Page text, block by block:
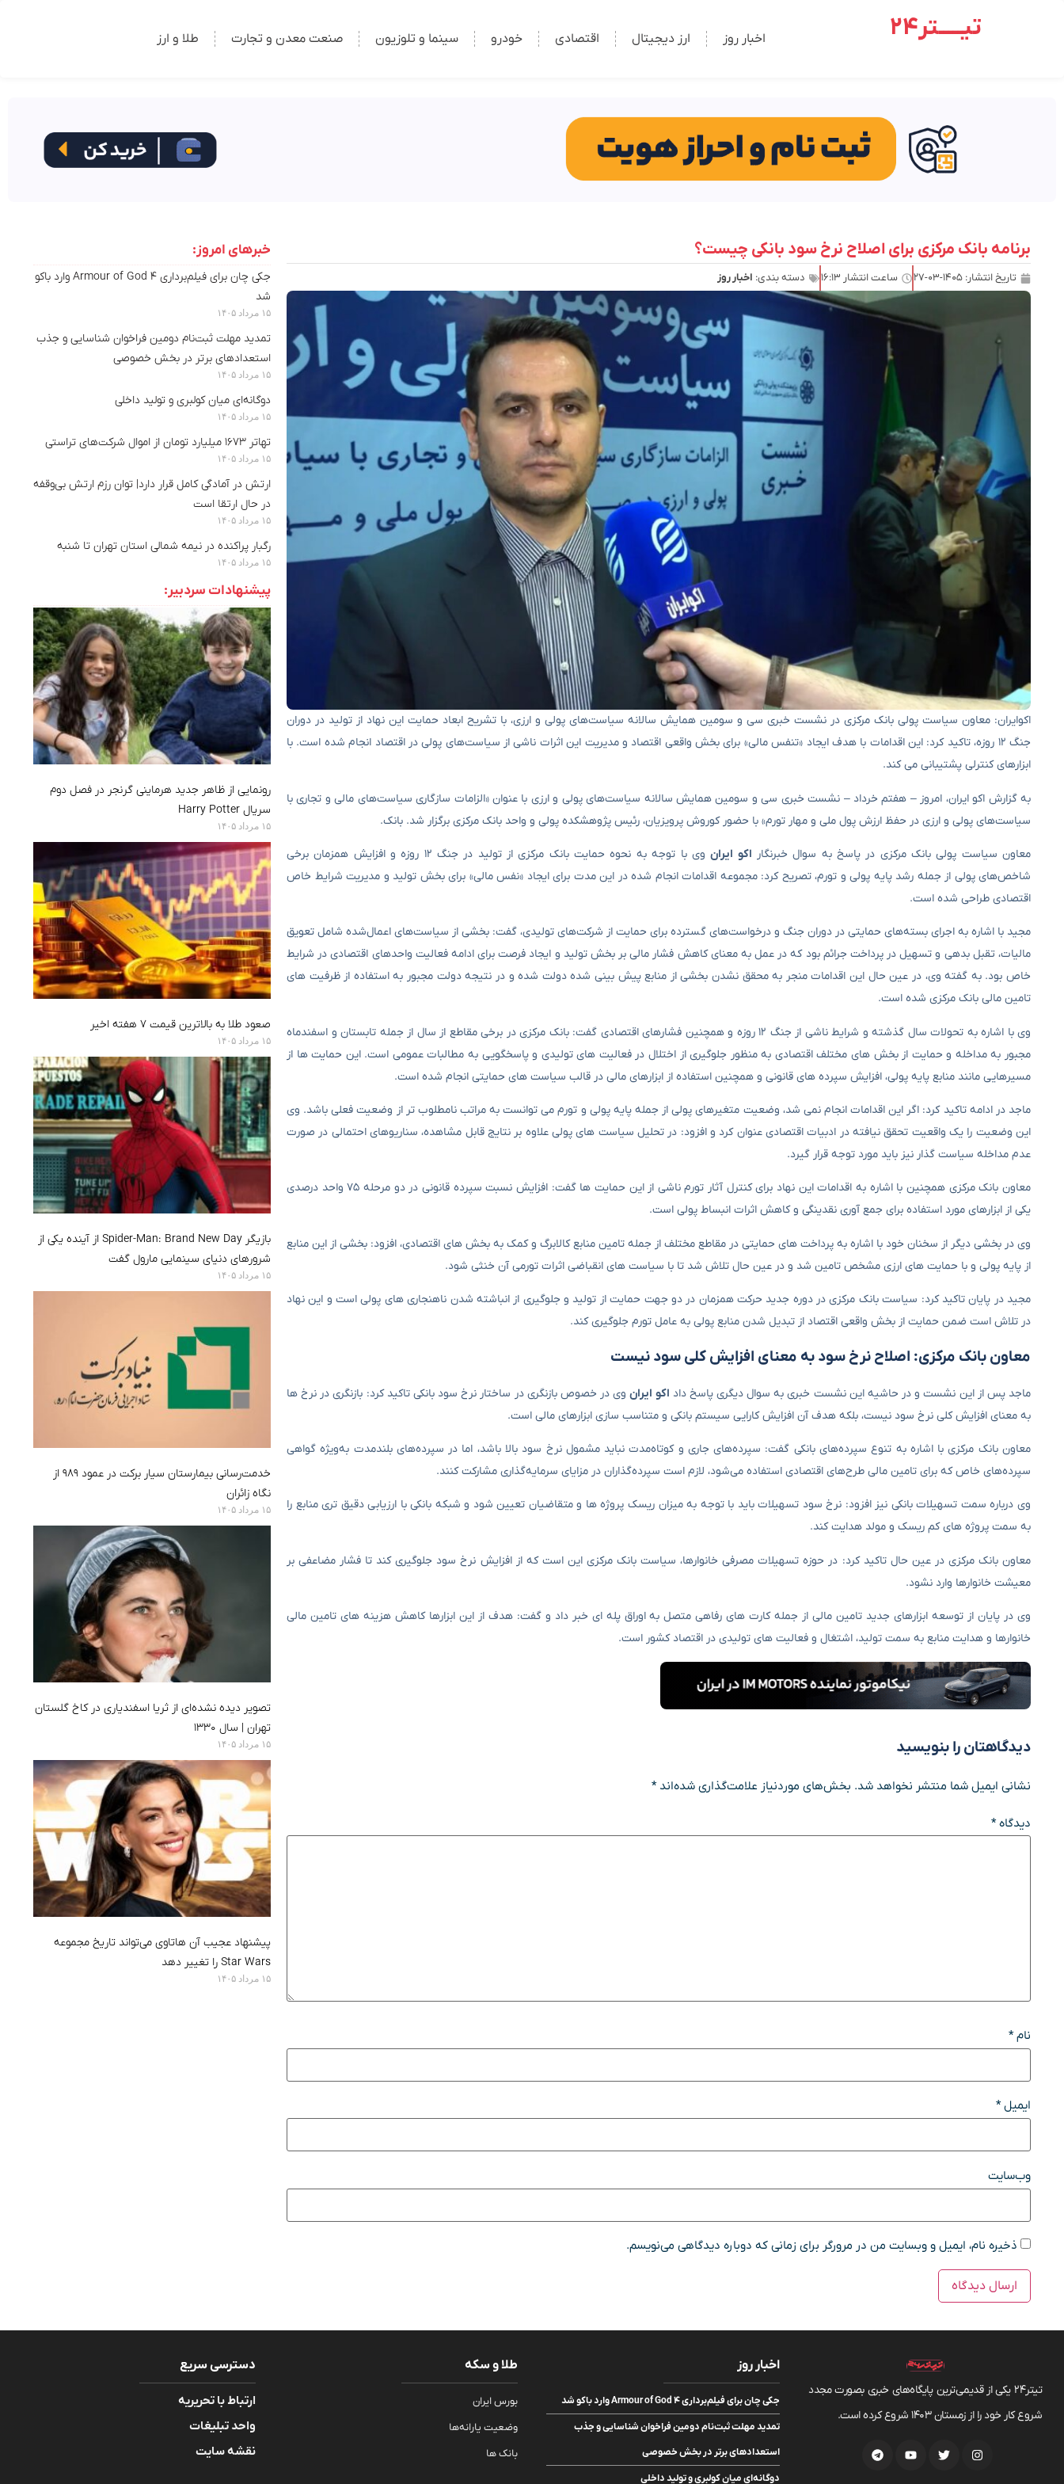
تیـــــتر24 اخبار روز ارز دیجیتال اقتصادی خودرو سینما و تلوزیون صنعت معدن و تجارت طلا و ارز
برنامه بانک مرکزی برای اصلاح نرخ سود بانکی چیست؟
تاریخ انتشار: ۱۴۰۵-۰۳-۲۷ ساعت انتشار ۱۶:۱۳ دسته بندی: اخبار روز
اکوایران: معاون سیاست پولی بانک مرکزی در نشست خبری سی و سومین همایش سالانه سیاست‌های پولی و ارزی، با تشریح ابعاد حمایت این نهاد از تولید در دوران
جنگ ۱۲ روزه، تاکید کرد: این اقدامات با هدف ایجاد «تنفس مالی» برای بخش واقعی اقتصاد و مدیریت این اثرات ناشی از سیاست‌های پولی در اقتصاد انجام شده است. با
ابزارهای کنترلی پشتیبانی می کند.
به گزارش اکو ایران، امروز – هفتم خرداد – نشست خبری سی و سومین همایش سالانه سیاست‌های پولی و ارزی با عنوان «الزامات سازگاری سیاست‌های مالی و تجاری با
سیاست‌های پولی و ارزی در حفظ ارزش پول ملی و مهار تورم» با حضور کوروش پرویزیان، رئیس پژوهشکده پولی و واحد بانک مرکزی برگزار شد. بانک.
معاون سیاست پولی بانک مرکزی در پاسخ به سوال خبرنگار اکو ایران
وی با توجه به نحوه حمایت بانک مرکزی از تولید در جنگ ۱۲ روزه و افزایش همزمان برخی
شاخص‌های پولی از جمله رشد پایه پولی و تورم، تصریح کرد: مجموعه اقدامات انجام شده در این مدت برای ایجاد «نفس مالی» برای بخش تولید و مدیریت شرایط خاص
اقتصادی طراحی شده است.
مجید با اشاره به اجرای بسته‌های حمایتی در دوران جنگ و درخواست‌های گسترده برای حمایت از شرکت‌های تولیدی، گفت: بخشی از سیاست‌های اعمال‌شده شامل تعویق
مالیات، تقبل بدهی و تسهیل در پرداخت جرائم بود که در عمل به معنای کاهش فشار مالی بر بخش تولید و ایجاد فرصت برای ادامه فعالیت واحدهای اقتصادی در شرایط
خاص بود. به گفته وی، در عین حال این اقدامات منجر به محقق نشدن بخشی از منابع پیش بینی شده دولت شده و در نتیجه دولت مجبور به استفاده از ظرفیت های
تامین مالی بانک مرکزی شده است.
وی با اشاره به تحولات سال گذشته و شرایط ناشی از جنگ ۱۲ روزه و همچنین فشارهای اقتصادی گفت: بانک مرکزی در برخی مقاطع از سال از جمله تابستان و اسفندماه
مجبور به مداخله و حمایت از بخش های مختلف اقتصادی به منظور جلوگیری از اختلال در فعالیت های تولیدی و پاسخگویی به مطالبات عمومی است. این حمایت ها از
مسیرهایی مانند منابع پایه پولی، افزایش سپرده های قانونی و همچنین استفاده از ابزارهای مالی در قالب سیاست های حمایتی انجام شده است.
ماجد در ادامه تاکید کرد: اگر این اقدامات انجام نمی شد، وضعیت متغیرهای پولی از جمله پایه پولی و تورم می توانست به مراتب نامطلوب تر از وضعیت فعلی باشد. وی
این وضعیت را یک واقعیت تحقق نیافته در ادبیات اقتصادی عنوان کرد و افزود: در تحلیل سیاست های پولی علاوه بر نتایج قابل مشاهده، سناریوهای احتمالی در صورت
عدم مداخله سیاست گذار نیز باید مورد توجه قرار گیرد.
معاون بانک مرکزی همچنین با اشاره به اقدامات این نهاد برای کنترل آثار تورم ناشی از این حمایت ها گفت: افزایش نسبت سپرده قانونی در دو مرحله ۷۵ واحد درصدی
یکی از ابزارهای مورد استفاده برای جمع آوری نقدینگی و کاهش اثرات انبساط پولی است.
وی در بخشی دیگر از سخنان خود با اشاره به پرداخت های حمایتی در مقاطع مختلف از جمله تامین منابع کالابرگ و کمک به بخش های اقتصادی، افزود: بخشی از این منابع
از پایه پولی و با حمایت های ارزی مشخص تامین شد و در عین حال تلاش شد تا با سیاست های انقباضی اثرات تورمی آن خنثی شود.
مجید در پایان تاکید کرد: سیاست بانک مرکزی در دوره جدید حرکت همزمان در دو جهت حمایت از تولید و جلوگیری از انباشته شدن ناهنجاری های پولی است و این نهاد
در تلاش است ضمن حمایت از بخش واقعی اقتصاد از تبدیل شدن منابع پولی به عامل تورم جلوگیری کند.
معاون بانک مرکزی: اصلاح نرخ سود به معنای افزایش کلی سود نیست
ماجد پس از این نشست و در حاشیه این نشست خبری به سوال دیگری پاسخ داد اکو ایرانوی در خصوص بازنگری در ساختار نرخ سود بانکی تاکید کرد: بازنگری در نرخ ها
به معنای افزایش کلی نرخ سود نیست، بلکه هدف آن افزایش کارایی سیستم بانکی و متناسب سازی ابزارهای مالی است.
معاون بانک مرکزی با اشاره به تنوع سپرده‌های بانکی گفت: سپرده‌های جاری و کوتاه‌مدت نباید مشمول نرخ سود بالا باشد، اما در سپرده‌های بلندمدت به‌ویژه گواهی
سپرده‌های خاص که برای تامین مالی طرح‌های اقتصادی استفاده می‌شود، لازم است سپرده‌گذاران در مزایای سرمایه‌گذاری مشارکت کنند.
وی درباره سمت تسهیلات بانکی نیز افزود: نرخ سود تسهیلات باید با توجه به میزان ریسک پروژه ها و متقاضیان تعیین شود و شبکه بانکی با ارزیابی دقیق تری منابع را
به سمت پروژه های کم ریسک و مولد هدایت کند.
معاون بانک مرکزی در عین حال تاکید کرد: در حوزه تسهیلات مصرفی خانوارها، سیاست بانک مرکزی این است که از افزایش نرخ سود جلوگیری کند تا فشار مضاعفی بر
معیشت خانوارها وارد نشود.
وی در پایان از توسعه ابزارهای جدید تامین مالی از جمله کارت های رفاهی متصل به اوراق پله ای خبر داد و گفت: هدف از این ابزارها کاهش هزینه های تامین مالی
خانوارها و هدایت منابع به سمت تولید، اشتغال و فعالیت های تولیدی در اقتصاد کشور است.
دیدگاهتان را بنویسید
نشانی ایمیل شما منتشر نخواهد شد. بخش‌های موردنیاز علامت‌گذاری شده‌اند*
دیدگاه*
نام*
ایمیل*
وب‌سایت
ذخیره نام، ایمیل و وبسایت من در مرورگر برای زمانی که دوباره دیدگاهی می‌نویسم.
خبرهای امروز:
جکی چان برای فیلم‌برداری Armour of God 4 وارد باکو
شد
۱۵ مرداد ۱۴۰۵
تمدید مهلت ثبت‌نام دومین فراخوان شناسایی و جذب
استعدادهای برتر در بخش خصوصی
۱۵ مرداد ۱۴۰۵
دوگانه‌ای میان کولبری و تولید داخلی
۱۵ مرداد ۱۴۰۵
تهاتر ۱۶۷۳ میلیارد تومان از اموال شرکت‌های تراستی
۱۵ مرداد ۱۴۰۵
ارتش در آمادگی کامل قرار دارد| توان رزم ارتش بی‌وقفه
در حال ارتقا است
۱۵ مرداد ۱۴۰۵
رگبار پراکنده در نیمه شمالی استان تهران تا شنبه
۱۵ مرداد ۱۴۰۵
پیشنهادات سردبیر:
رونمایی از ظاهر جدید هرماینی گرنجر در فصل دوم
سریال Harry Potter
۱۵ مرداد ۱۴۰۵
صعود طلا به بالاترین قیمت ۷ هفته اخیر
۱۵ مرداد ۱۴۰۵
بازیگر Spider-Man: Brand New Day از آینده یکی از
شرورهای دنیای سینمایی مارول گفت
۱۵ مرداد ۱۴۰۵
خدمت‌رسانی بیمارستان سیار برکت در عمود ۹۸۹ از
نگاه زائران
۱۵ مرداد ۱۴۰۵
تصویر دیده‌ نشده‌ای از ثریا اسفندیاری در کاخ گلستان
تهران | سال ۱۳۳۰
۱۵ مرداد ۱۴۰۵
پیشنهاد عجیب آن هاتاوی می‌تواند تاریخ مجموعه
Star Wars را تغییر دهد
۱۵ مرداد ۱۴۰۵
تیتر24 یکی از قدیمی‌ترین پایگاه‌های خبری بصورت مجدد
شروع کار خود را از زمستان 1403 شروع کرده است.
اخبار روز
جکی چان برای فیلم‌برداری Armour of God 4 وارد باکو شد
تمدید مهلت ثبت‌نام دومین فراخوان شناسایی و جذب
استعدادهای برتر در بخش خصوصی
دوگانه‌ای میان کولبری و تولید داخلی
طلا و سکه
بورس ایران
وضعیت یارانه‌ها
بانک ها
دسترسی سریع
ارتباط با تحریریه
واحد تبلیغات
نقشه سایت